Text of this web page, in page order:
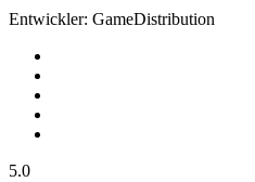
Entwickler: GameDistribution
5.0